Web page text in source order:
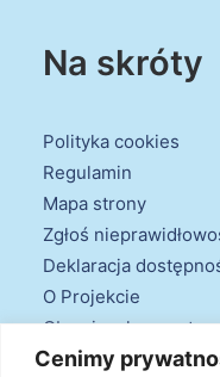
Cenimy
Na skróty
Polityka cookies
Regulamin
Mapa strony
Zgłoś
Deklaracja
O Projekcie
Obowiązek
oraz warunków